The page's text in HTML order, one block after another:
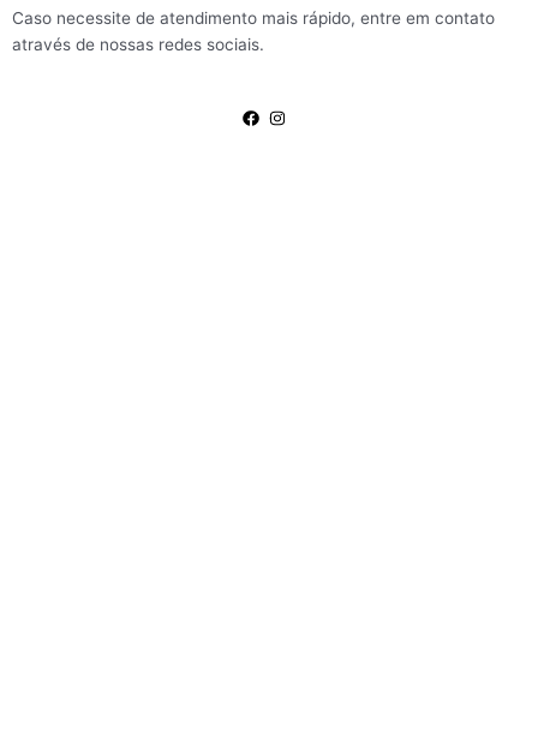
Caso necessite de atendimento mais rápido, entre em contato
através de nossas redes sociais.